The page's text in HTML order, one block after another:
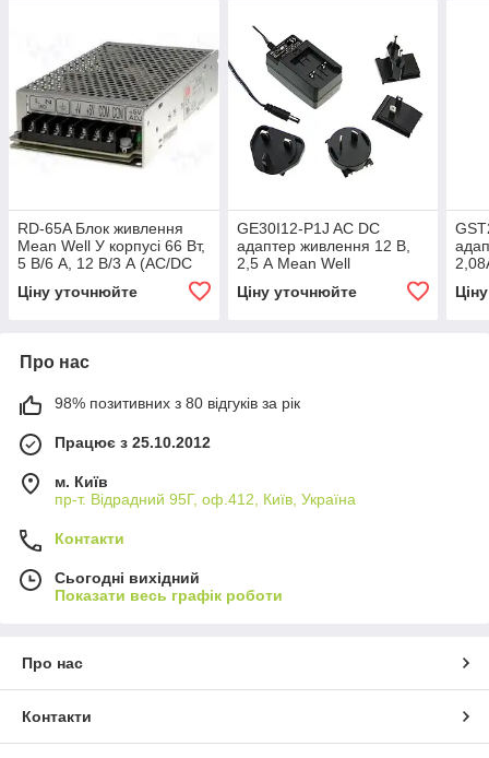
RD-65A Блок живлення
Mean Well У корпусі 66 Вт,
5 В/6 A, 12 В/3 А (AC/DC
Ціну уточнюйте
GE30I12-P1J AC DC
адаптер живлення 12 В,
2,5 А Mean Well
Ціну уточнюйте
Про нас
98% позитивних з 80 відгуків за рік
Працює з 25.10.2012
м. Київ
пр-т. Відрадний 95Г, оф.412, Київ, Україна
Контакти
Сьогодні вихідний
Показати весь графік роботи
Про нас
Контакти